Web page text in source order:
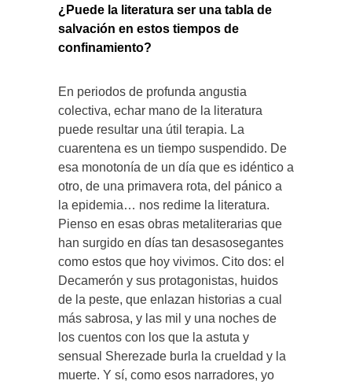
¿Puede la literatura ser una tabla de
salvación en estos tiempos de
confinamiento?
En periodos de profunda angustia
colectiva, echar mano de la literatura
puede resultar una útil terapia. La
cuarentena es un tiempo suspendido. De
esa monotonía de un día que es idéntico a
otro, de una primavera rota, del pánico a
la epidemia… nos redime la literatura.
Pienso en esas obras metaliterarias que
han surgido en días tan desasosegantes
como estos que hoy vivimos. Cito dos: el
Decamerón y sus protagonistas, huidos
de la peste, que enlazan historias a cual
más sabrosa, y las mil y una noches de
los cuentos con los que la astuta y
sensual Sherezade burla la crueldad y la
muerte. Y sí, como esos narradores, yo